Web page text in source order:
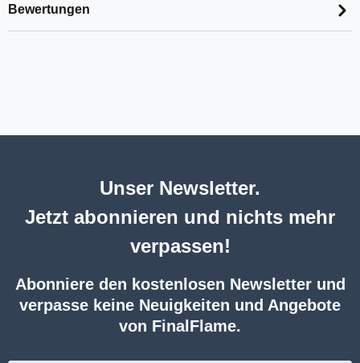
Bewertungen
Unser Newsletter.
Jetzt abonnieren und nichts mehr
verpassen!
Abonniere den kostenlosen Newsletter und
verpasse keine Neuigkeiten und Angebote
von FinalFlame.